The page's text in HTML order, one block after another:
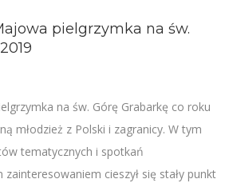
pielgrzymka na św.
na św. Górę Grabarkę co roku
młodzież z Polski i zagranicy. W tym
tematycznych i spotkań
cieszył się stały punkt